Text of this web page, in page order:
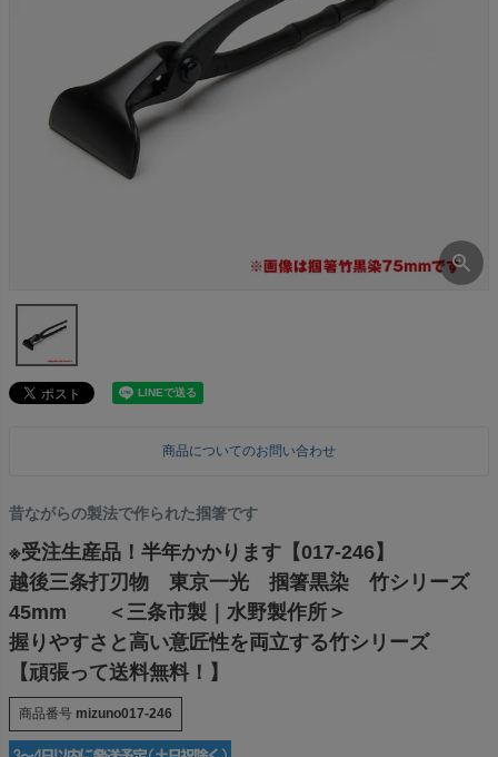
商品についてのお問い合わせ
昔ながらの製法で作られた掴箸です
※受注生産品！半年かかります【017-246】
越後三条打刃物 東京一光 掴箸黒染 竹シリーズ
45mm ＜三条市製｜水野製作所＞
握りやすさと高い意匠性を両立する竹シリーズ
【頑張って送料無料！】
商品番号 mizuno017-246